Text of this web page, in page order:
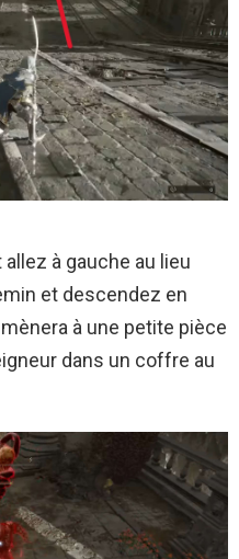
allez à gauche au lieu
et descendez en
à une petite pièce
dans un coffre au